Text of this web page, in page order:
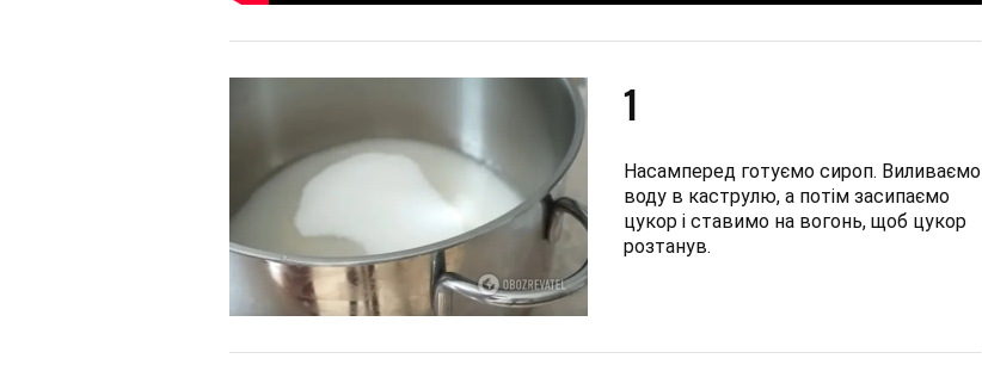
1
Насамперед готуємо сироп. Виливаємо
воду в каструлю, а потім засипаємо
цукор і ставимо на вогонь, щоб цукор
розтанув.